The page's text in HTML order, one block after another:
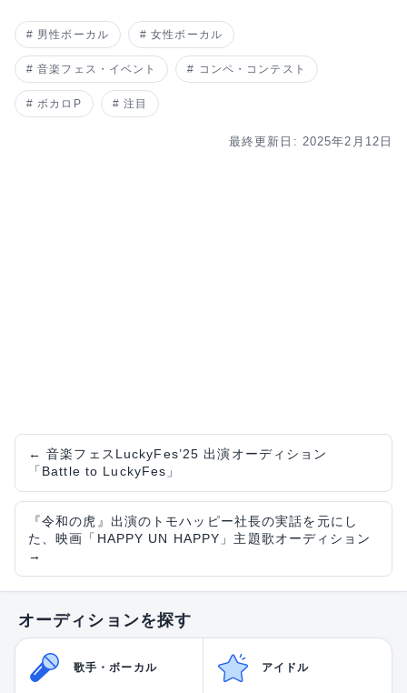
男性ボーカル 女性ボーカル
音楽フェス・イベント コンペ・コンテスト
ボカロP 注目
最終更新日: 2025年2月12日
← 音楽フェスLuckyFes’25 出演オーディション
「Battle to LuckyFes」
『令和の虎』出演のトモハッピー社長の実話を元にし
た、映画「HAPPY UN HAPPY」主題歌オーディション
→
オーディションを探す
歌手・ボーカル アイドル